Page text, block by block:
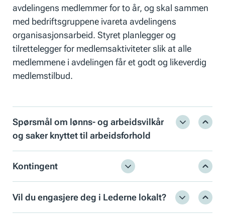
avdelingens medlemmer for to år, og skal sammen
med bedriftsgruppene ivareta avdelingens
organisasjonsarbeid. Styret planlegger og
tilrettelegger for medlemsaktiviteter slik at alle
medlemmene i avdelingen får et godt og likeverdig
medlemstilbud.
Spørsmål om lønns- og arbeidsvilkår
og saker knyttet til arbeidsforhold
Kontingent
Vil du engasjere deg i Lederne lokalt?